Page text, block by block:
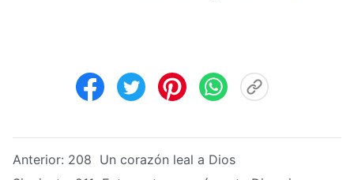
Anterior: 208 Un corazón leal a Dios